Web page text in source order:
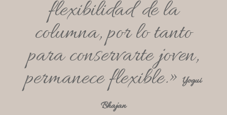
flexibilidad de la
columna, por lo tanto
para conservarte joven,
permanece flexible.» Yogui
Bhajan